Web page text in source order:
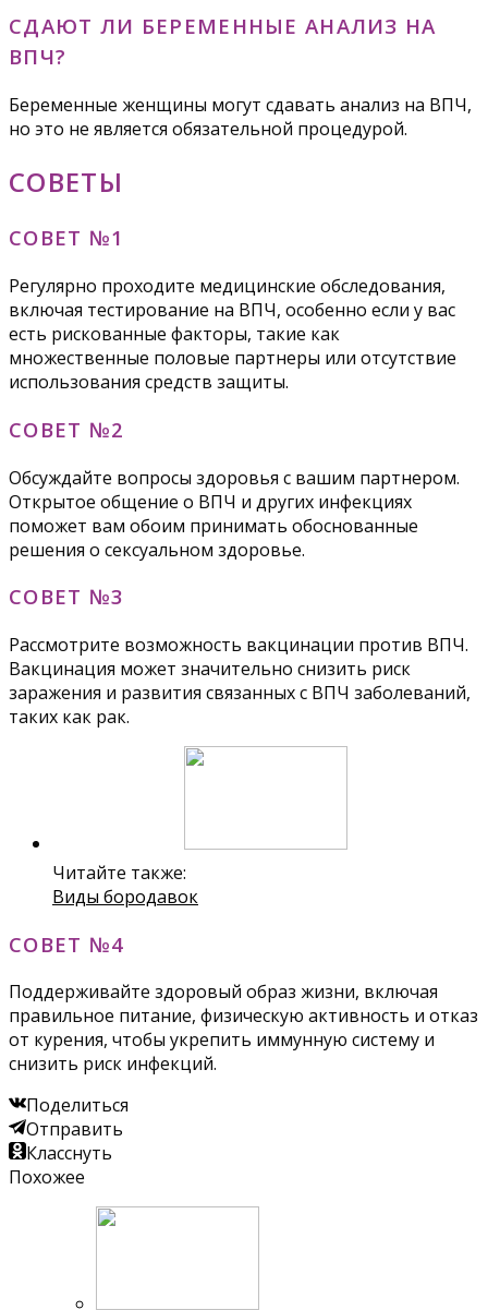
СДАЮТ ЛИ БЕРЕМЕННЫЕ АНАЛИЗ НА
ВПЧ?
Беременные женщины могут сдавать анализ на ВПЧ,
но это не является обязательной процедурой.
СОВЕТЫ
СОВЕТ №1
Регулярно проходите медицинские обследования,
включая тестирование на ВПЧ, особенно если у вас
есть рискованные факторы, такие как
множественные половые партнеры или отсутствие
использования средств защиты.
СОВЕТ №2
Обсуждайте вопросы здоровья с вашим партнером.
Открытое общение о ВПЧ и других инфекциях
поможет вам обоим принимать обоснованные
решения о сексуальном здоровье.
СОВЕТ №3
Рассмотрите возможность вакцинации против ВПЧ.
Вакцинация может значительно снизить риск
заражения и развития связанных с ВПЧ заболеваний,
таких как рак.
Читайте также:
Виды бородавок
СОВЕТ №4
Поддерживайте здоровый образ жизни, включая
правильное питание, физическую активность и отказ
от курения, чтобы укрепить иммунную систему и
снизить риск инфекций.
Поделиться
Отправить
Класснуть
Похожее